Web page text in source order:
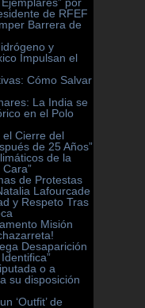
de RFEF
Barrera de
y
Impulsan el
Cómo Salvar
La India se
en el Polo
el Cierre del
de 25 Años”
de la
de Protestas
Lafourcade
y Respeto Tras
Misión
Desaparición
o a
su disposición
‘Outfit’ de